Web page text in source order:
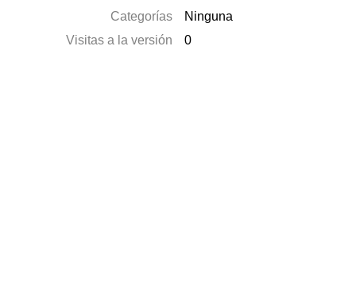
Categorías
Ninguna
Visitas a la versión
0